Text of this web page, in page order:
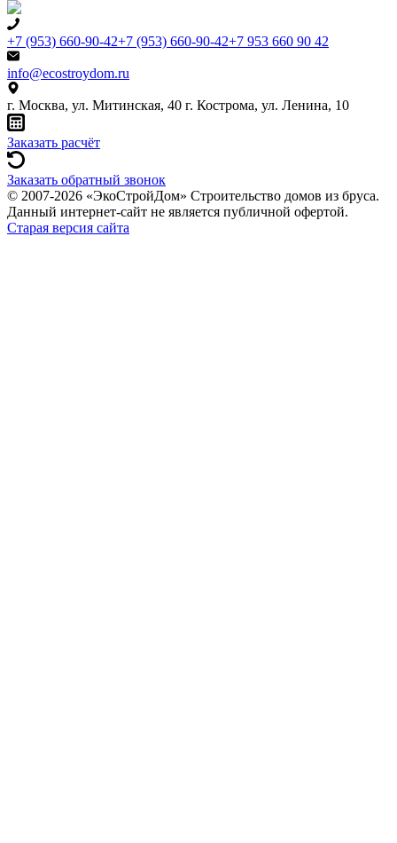
+7 (953) 660-90-42+7 (953) 660-90-42+7 953 660 90 42
info@ecostroydom.ru
г. Москва, ул. Митинская, 40 г. Кострома, ул. Ленина, 10
Заказать расчёт
Заказать обратный звонок
© 2007-2026 «ЭкоСтройДом» Строительство домов из бруса.
Данный интернет-сайт не является публичной офертой.
Старая версия сайта